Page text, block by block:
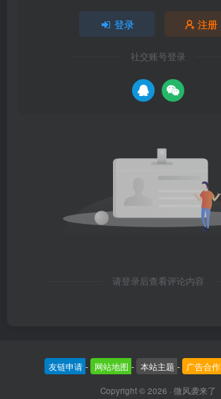
登录 注册
社交账号登录
请登录后查看评论内容
友链申请 - 网站地图 - 本站主题 - 广告合作
Copyright © 2026 · 微风袭来了